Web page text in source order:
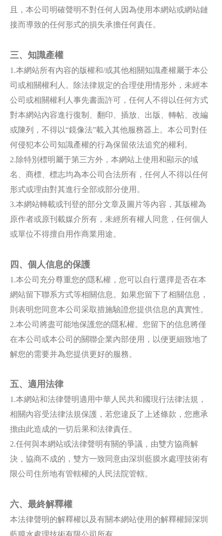
且，本公司明確聲明不對任何人因為使用本網站或網站鏈
接而導致的任何形式的損失承擔任何責任。
三、知識產權
1.本網站所有內容的版權和/或其他相關知識產權屬于本公
司或相關權利人。除法律規定的合理使用情形外，未經本
公司或相關權利人事先書面許可，任何人不得以任何方式
對本網站內容進行復制、翻印、插放、出版、轉帖、改編
或陳列，不得以“鏡像法”載入其他服務器上。本公司對任
何侵犯本公司知識產權的行為保留依法追究的權利。
2.除特別標明屬于第三方外，本網站上使用和顯示的域
名、商標、標志均為本公司合法所有，任何人不得以任何
形式或理由對其進行全部或部分使用。
3.本網站轉載或刊登的部分文章及圖片等內容，其版權為
原作者或原刊載媒介所有，未經所有權人同意，任何個人
或單位不得擅自用作商業用途。
四、個人信息的保護
1.本公司充分尊重您的隱私權，您可以自行選擇是否在本
網站留下聯系方式等相關信息。如果您留下了相關信息，
則表明您同意本公司采取措施驗證您提供信息的真實性。
2.本公司將盡可能地保護您的隱私權。您留下的信息將僅
在本公司或本公司的關聯企業內部使用，以便更細致地了
解您的需要并為您提供更好的服務。
五、適用法律
1.本網站和法律聲明適用中華人民共和國現行法律法規，
相關內容受法律法規保護，若您違反了上述條款，您應承
擔由此造成的一切后果和法律責任。
2.任何與本網站或法律聲明有關的爭議，由雙方協商解
決，協商不成的，雙方一致同意由深圳藍膜水處理技術有
限公司住所地有管轄權的人民法院管轄。
六、最終解釋權
本法律聲明的解釋權以及有關本網站使用的解釋權歸深圳
藍膜水處理技術有限公司所有。